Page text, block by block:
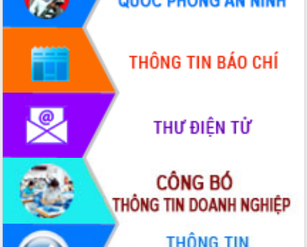
Xây dựng nền hành chính số đồng
hành cùng nông dân dân, doanh nghiệp
Giai đoạn 2026-2030, Đắk Lắk phấn
đấu có 77% xã đạt chuẩn nông thôn
Chuyển đổi số 'mở đường' cho nông
nghiệp Đắk Lắk tăng trưởng bứt phá
Triển khai đồng bộ đo đạc, lập hồ sơ
địa chính, hoàn thiện cơ sở dữ liệu đất
Ứng dụng sinh trắc học - Bước tiến
trong hành trình chuyển đổi số tại Đắk
Lắk
Đắk Lắk nâng cao hiệu quả công tác
Đảng từ Sổ tay đảng viên điện tử
Đắk Lắk đẩy mạnh nuôi biển công